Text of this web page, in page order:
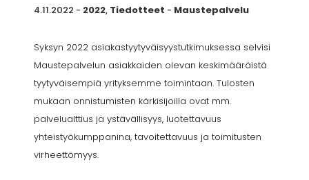
4.11.2022 - 2022, Tiedotteet - Maustepalvelu
Syksyn 2022 asiakastyytyväisyystutkimuksessa selvisi
Maustepalvelun asiakkaiden olevan keskimääräistä
tyytyväisempiä yrityksemme toimintaan. Tulosten
mukaan onnistumisten kärkisijoilla ovat mm.
palvelualttius ja ystävällisyys, luotettavuus
yhteistyökumppanina, tavoitettavuus ja toimitusten
virheettömyys.